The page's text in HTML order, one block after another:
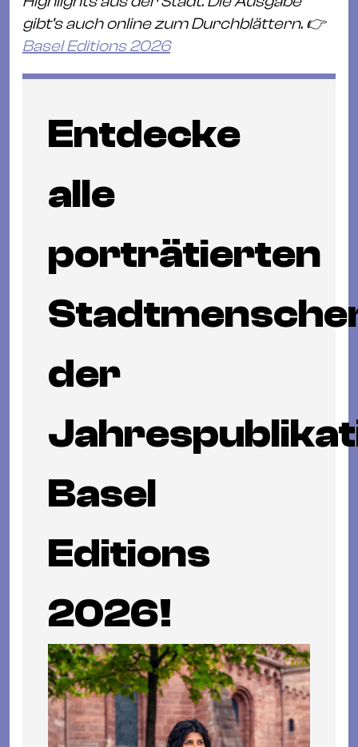
gibt’s auch online zum Durchblättern. 👉
Basel Editions 2026
Entdecke
alle
porträtierten
der
Basel
Editions
2026!